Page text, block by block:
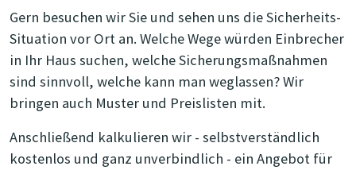
Gern besuchen wir Sie und sehen uns die Sicherheits-
Situation vor Ort an. Welche Wege würden Einbrecher
in Ihr Haus suchen, welche Sicherungsmaßnahmen
sind sinnvoll, welche kann man weglassen? Wir
bringen auch Muster und Preislisten mit.
Anschließend kalkulieren wir - selbstverständlich
kostenlos und ganz unverbindlich - ein Angebot für